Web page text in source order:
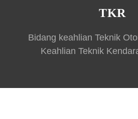
TKR
Bidang keahlian Teknik
Keahlian Teknik